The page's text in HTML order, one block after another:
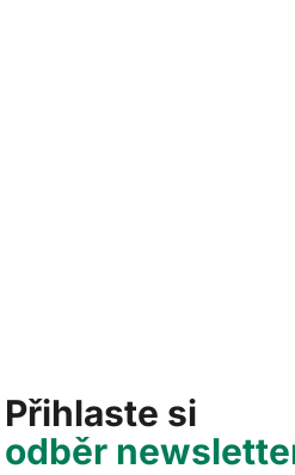
Přihlaste si
odběr